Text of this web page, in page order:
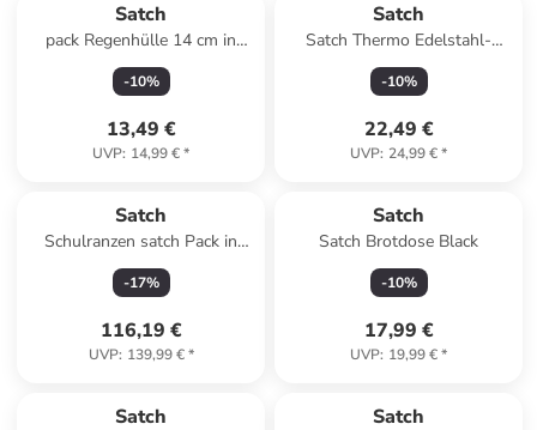
Satch
pack Regenhülle 14 cm in
regencape lila lila
-10%
13,49 €
UVP: 14,99 €*
Satch
Satch Thermo Edelstahl-
Trinkflasche olive steel
-10%
22,49 €
UVP: 24,99 €*
Satch
Schulranzen satch Pack in
Blue Tech
-17%
116,19 €
UVP: 139,99 €*
Satch
Satch Brotdose Black
-10%
17,99 €
UVP: 19,99 €*
Satch Satch